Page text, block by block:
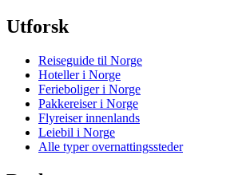
Utforsk
Reiseguide til Norge
Hoteller i Norge
Ferieboliger i Norge
Pakkereiser i Norge
Flyreiser innenlands
Leiebil i Norge
Alle typer overnattingssteder